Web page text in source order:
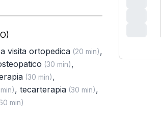
visita ortopedica(20 min),
(30 min),
(30 min),
, tecarterapia(30 min),
min)